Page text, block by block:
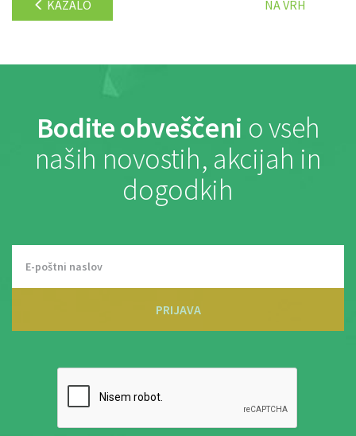
KAZALO NA VRH
Bodite obveščeni o vseh
naših novostih, akcijah in
dogodkih
PRIJAVA